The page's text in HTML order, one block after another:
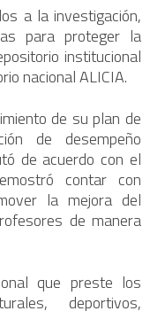
a la investigación,
para proteger la
institucional
nacional ALICIA.
de su plan de
de desempeño
de acuerdo con el
contar con
la mejora del
de manera
que preste los
deportivos,